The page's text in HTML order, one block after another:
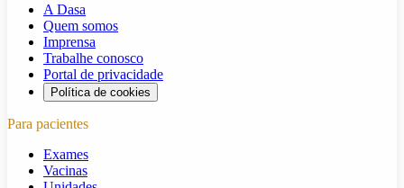
A Dasa
Quem somos
Imprensa
Trabalhe conosco
Portal de privacidade
Política de cookies
Para pacientes
Exames
Vacinas